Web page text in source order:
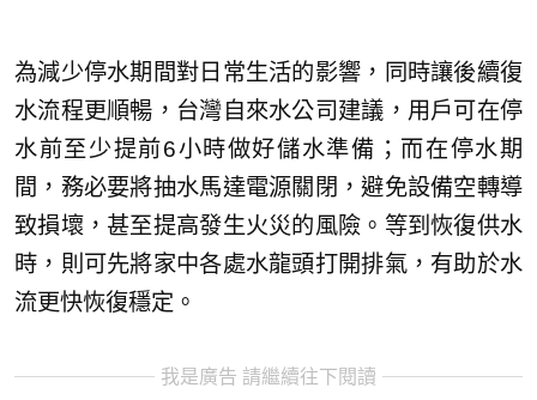
為減少停水期間對日常生活的影響，同時讓後續復
水流程更順暢，台灣自來水公司建議，用戶可在停
水前至少提前6小時做好儲水準備；而在停水期
間，務必要將抽水馬達電源關閉，避免設備空轉導
致損壞，甚至提高發生火災的風險。等到恢復供水
時，則可先將家中各處水龍頭打開排氣，有助於水
流更快恢復穩定。
我是廣告 請繼續往下閱讀